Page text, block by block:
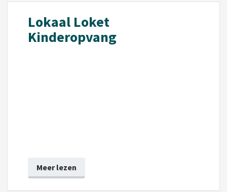
Lokaal Loket
Kinderopvang
Meer lezen